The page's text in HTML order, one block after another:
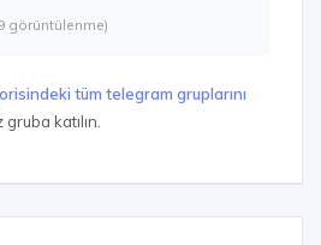
görüntülenme)
tüm telegram gruplarını
katılın.